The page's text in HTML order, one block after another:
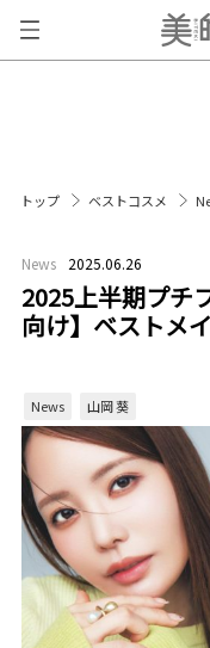
トップ ベストコスメ
News 2025.06.26
2025上半期プチ
向け】ベストメ
News 山岡 葵